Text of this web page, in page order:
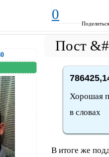
0
Хорошая
в словах
В итоге же